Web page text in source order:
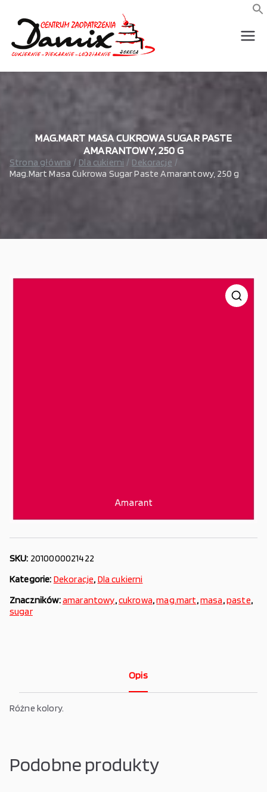
treści
wszystko
dla
gastrono
mii
wszystko dla piekarni,
MAG.MART MASA CUKROWA SUGAR PASTE
AMARANTOWY, 250 G
Strona główna Dla cukierni
Dekoracje
Mag.Mart Masa Cukrowa Sugar Paste Amarantowy, 250 g
SKU: 2010000021422
Kategorie: Dekoracje, Dla cukierni
Znaczników:amarantowy,cukrowa,mag.mart,masa,paste,
sugar
Opis
Różne kolory.
Podobne produkty